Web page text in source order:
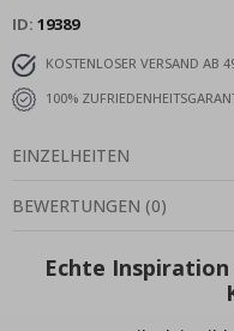
ID 19389
KOSTENLOSER VERSAND AB
100%
EINZELHEITEN
BEWERTUNGEN (0)
Echte